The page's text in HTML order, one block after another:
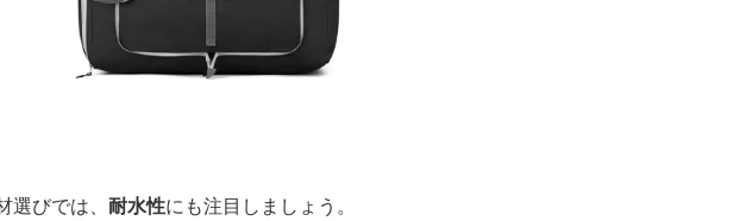
選びでは、 耐水性にも注目しましょう。